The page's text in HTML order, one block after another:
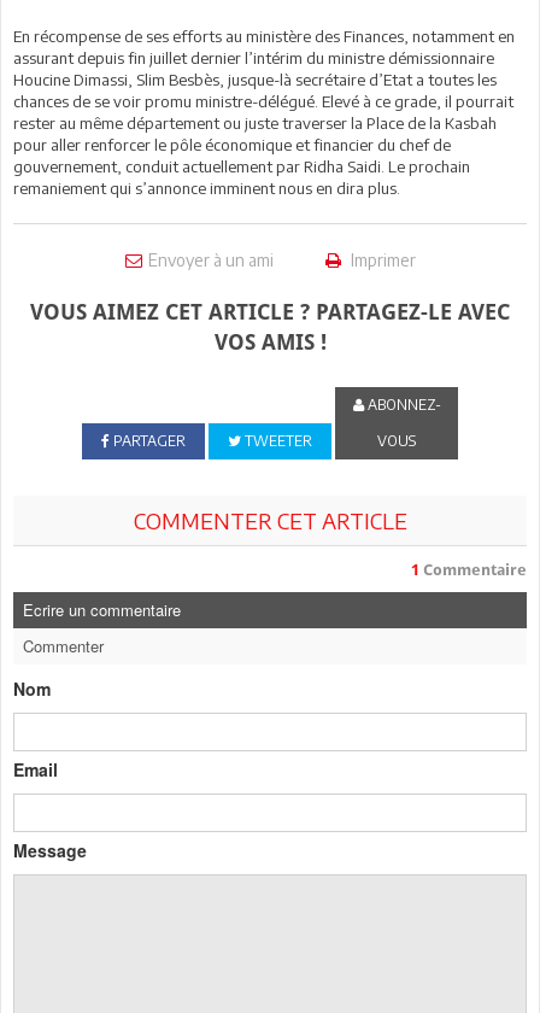
En récompense de ses efforts au ministère des Finances, notamment en
assurant depuis fin juillet dernier l’intérim du ministre démissionnaire
Houcine Dimassi, Slim Besbès, jusque-là secrétaire d’Etat a toutes les
chances de se voir promu ministre-délégué. Elevé à ce grade, il pourrait
rester au même département ou juste traverser la Place de la Kasbah
pour aller renforcer le pôle économique et financier du chef de
gouvernement, conduit actuellement par Ridha Saidi. Le prochain
remaniement qui s’annonce imminent nous en dira plus.
Envoyer à un ami Imprimer
VOUS AIMEZ CET ARTICLE ? PARTAGEZ-LE AVEC
VOS AMIS !
PARTAGER TWEETER
ABONNEZ-
VOUS
COMMENTER CET ARTICLE
1 Commentaire
Ecrire un commentaire
Commenter
Nom
Email
Message